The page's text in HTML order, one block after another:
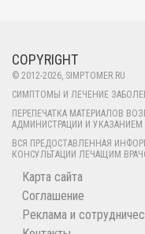
COPYRIGHT
© 2012-2026 , SIMPTOMER.RU
СИМПТОМЫ И ЛЕЧЕНИЕ
ПЕРЕПЕЧАТКА МАТЕРИАЛОВ
АДМИНИСТРАЦИИ И
ВСЯ ПРЕДОСТАВЛЕННАЯ
КОНСУЛЬТАЦИИ ЛЕЧАЩИМ
Карта сайта
Соглашение
Реклама и